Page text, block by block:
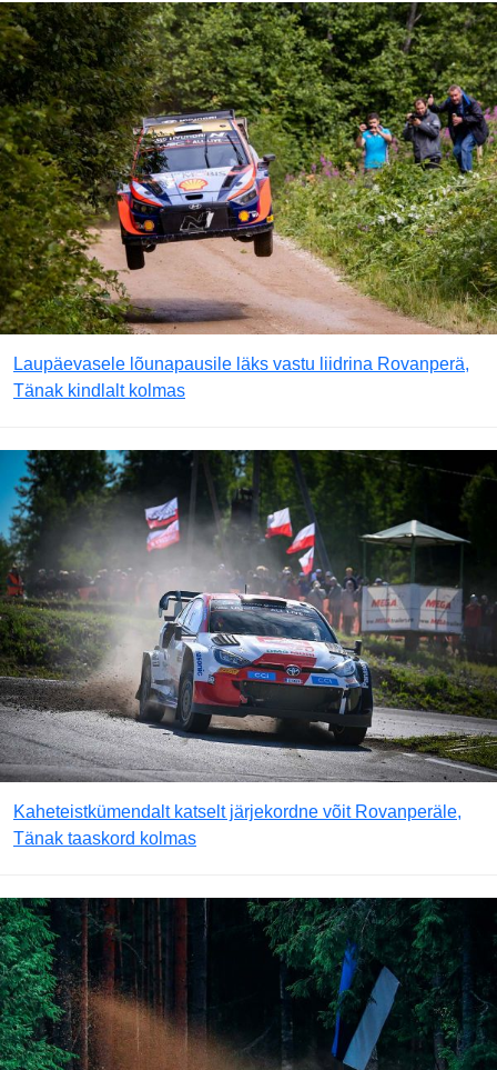
Laupäevasele lõunapausile läks vastu liidrina Rovanperä,
Tänak kindlalt kolmas
Kaheteistkümendalt katselt järjekordne võit Rovanperäle,
Tänak taaskord kolmas